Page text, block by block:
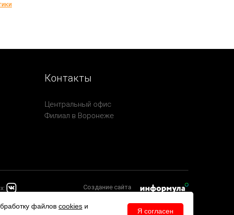
Контакты
Центральный офис
Филиал в Воронеже
Создание сайта
файлов cookies и
Я согласен